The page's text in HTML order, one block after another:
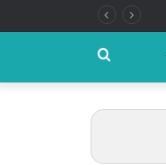
برای